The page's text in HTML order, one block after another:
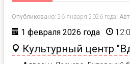
Опубликовано: 26 января 2026 года;
1 февраля 2026 года
Культурный центр